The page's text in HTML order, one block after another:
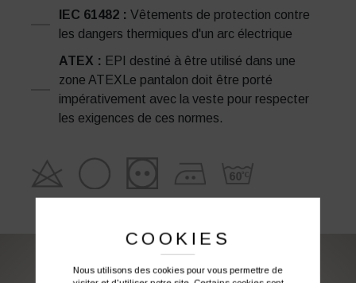
IEC 61482 : Vêtements de protection contre
les dangers thermiques d'un arc électrique
ATEX : EPI destiné à être utilisé dans une
zone ATEXLe pantalon doit être porté
impérativement avec la veste pour respecter
les exigences de ces normes.
COOKIES
Nous utilisons des cookies pour vous permettre de